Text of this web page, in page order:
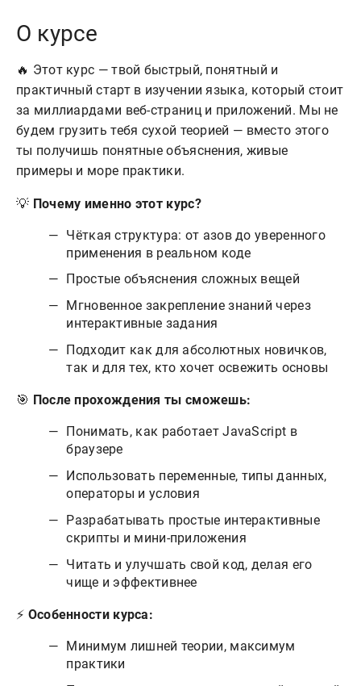
О курсе
🔥 Этот курс — твой быстрый, понятный и
практичный старт в изучении языка, который стоит
за миллиардами веб-страниц и приложений. Мы не
будем грузить тебя сухой теорией — вместо этого
ты получишь понятные объяснения, живые
примеры и море практики.
💡 Почему именно этот курс?
Чёткая структура: от азов до уверенного
применения в реальном коде
Простые объяснения сложных вещей
Мгновенное закрепление знаний через
интерактивные задания
Подходит как для абсолютных новичков,
так и для тех, кто хочет освежить основы
🎯 После прохождения ты сможешь:
Понимать, как работает JavaScript в
браузере
Использовать переменные, типы данных,
операторы и условия
Разрабатывать простые интерактивные
скрипты и мини-приложения
Читать и улучшать свой код, делая его
чище и эффективнее
⚡ Особенности курса:
Минимум лишней теории, максимум
практики